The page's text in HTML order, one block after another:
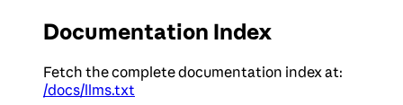
Documentation Index
Fetch the complete documentation index at:
/docs/llms.txt